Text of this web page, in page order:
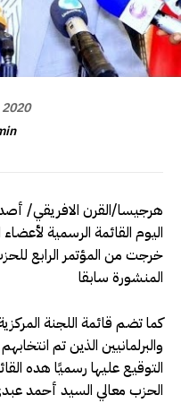
هرجيسا/القرن الافريقي/
اليوم القائمة الرسمية
خرجت من المؤتمر الرابع
المنشورة سابقا
كما تضم قائمة اللجنة
والبرلمانيين الذين تم
التوقيع عليها رسميًا هده
الحزب معالي السيد أحمد